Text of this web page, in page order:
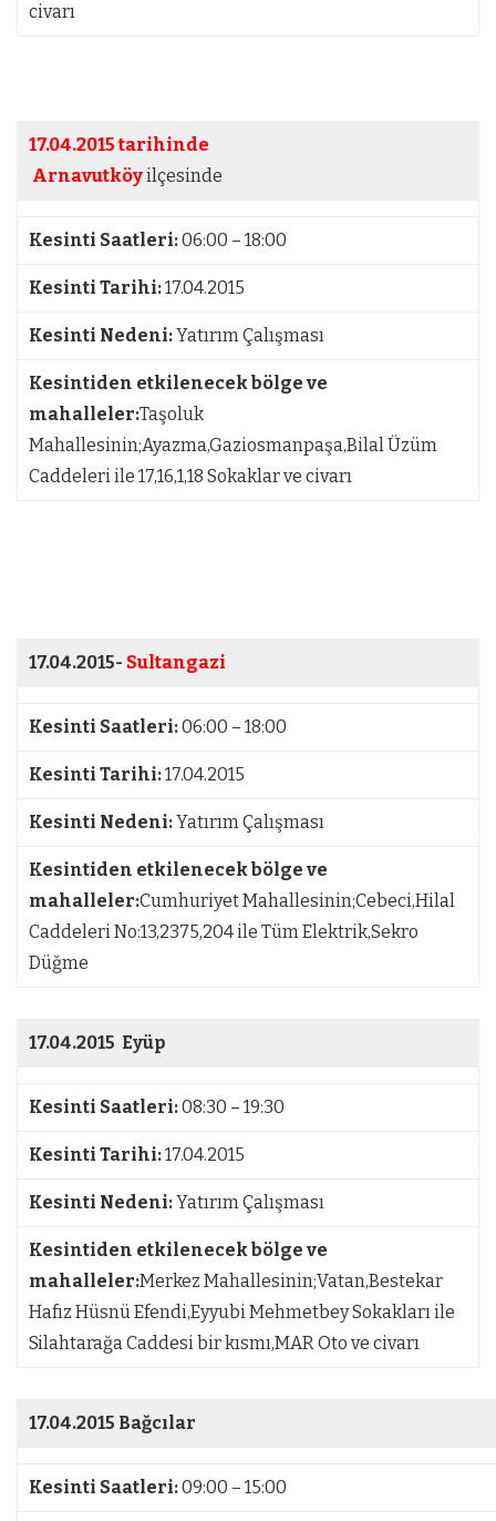
civarı
17.04.2015 tarihinde
Arnavutköyilçesinde
Kesinti Saatleri:06:00 – 18:00
Kesinti Tarihi:17.04.2015
Kesinti Nedeni:Yatırım Çalışması
Kesintiden etkilenecek bölge ve
mahalleler:Taşoluk
Mahallesinin;Ayazma,Gaziosmanpaşa,Bilal Üzüm
Caddeleri ile 17,16,1,18 Sokaklar ve civarı
17.04.2015- Sultangazi
Kesinti Saatleri:06:00 – 18:00
Kesinti Tarihi:17.04.2015
Kesinti Nedeni:Yatırım Çalışması
Kesintiden etkilenecek bölge ve
mahalleler:Cumhuriyet Mahallesinin;Cebeci,Hilal
Caddeleri No:13,2375,204 ile Tüm Elektrik,Sekro
Düğme
17.04.2015 Eyüp
Kesinti Saatleri:08:30 – 19:30
Kesinti Tarihi:17.04.2015
Kesinti Nedeni:Yatırım Çalışması
Kesintiden etkilenecek bölge ve
mahalleler:Merkez Mahallesinin;Vatan,Bestekar
Hafız Hüsnü Efendi,Eyyubi Mehmetbey Sokakları ile
Silahtarağa Caddesi bir kısmı,MAR Oto ve civarı
17.04.2015 Bağcılar
Kesinti Saatleri:09:00 – 15:00